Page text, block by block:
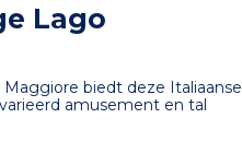
Lago
biedt deze Italiaanse
amusement en tal